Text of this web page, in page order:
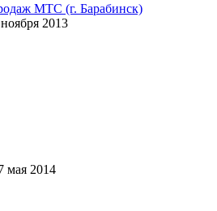
МТС (г. Барабинск)
2013
мая 2014